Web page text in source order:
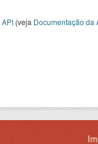
API (veja Documentação da